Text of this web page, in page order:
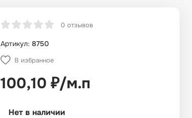
0 отзывов
Артикул: 8750
В избранное
100,10 ₽/м.п
Нет в наличии